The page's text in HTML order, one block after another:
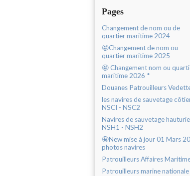
Pages
Changement de nom ou de
quartier maritime 2024
🤩Changement de nom ou
quartier maritime 2025
🤩 Changement nom ou
maritime 2026 *
Douanes Patrouilleurs
les navires de sauvetage
NSCI - NSC2
Navires de sauvetage
NSH1 - NSH2
🤩New mise à jour 01 Mars
photos navires
Patrouilleurs Affaires
Patrouilleurs marine nationale